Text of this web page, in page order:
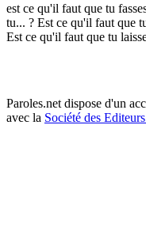
est ce qu'il faut que tu
tu... ? Est ce qu'il faut que
Est ce qu'il faut que tu
Paroles.net dispose d'un
avec la Société des